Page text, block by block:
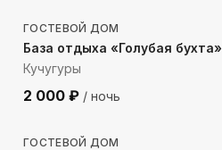
ГОСТЕВОЙ ДОМ
База отдыха «Голубая бухта»
Кучугуры
2 000 ₽ / ночь
248м до моря
ГОСТЕВОЙ ДОМ